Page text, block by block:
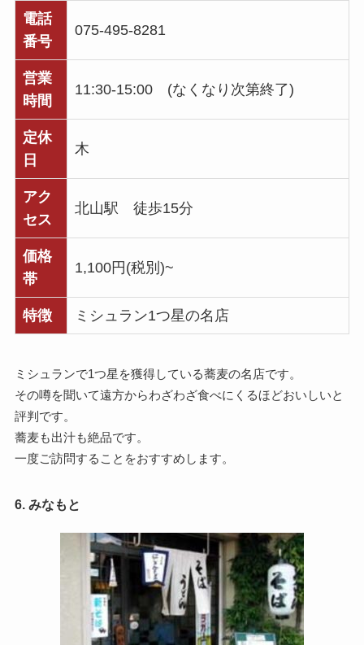
電話
番号
075-495-8281
営業
時間
11:30-15:00 (なくなり次第終了)
定休
日
木
アク
セス
北山駅 徒歩15分
価格
帯
1,100円(税別)~
特徴 ミシュラン1つ星の名店
ミシュランで1つ星を獲得している蕎麦の名店です。
その噂を聞いて遠方からわざわざ食べにくるほどおいしいと
評判です。
蕎麦も出汁も絶品です。
一度ご訪問することをおすすめします。
6. みなもと